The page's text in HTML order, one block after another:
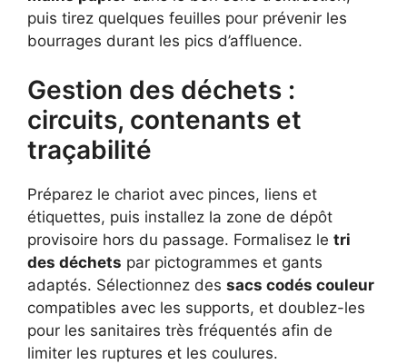
puis tirez quelques feuilles pour prévenir les
bourrages durant les pics d’affluence.
Gestion des déchets :
circuits, contenants et
traçabilité
Préparez le chariot avec pinces, liens et
étiquettes, puis installez la zone de dépôt
provisoire hors du passage. Formalisez le tri
des déchets par pictogrammes et gants
adaptés. Sélectionnez des sacs codés couleur
compatibles avec les supports, et doublez-les
pour les sanitaires très fréquentés afin de
limiter les ruptures et les coulures.